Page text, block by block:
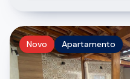
Novo Apartamento